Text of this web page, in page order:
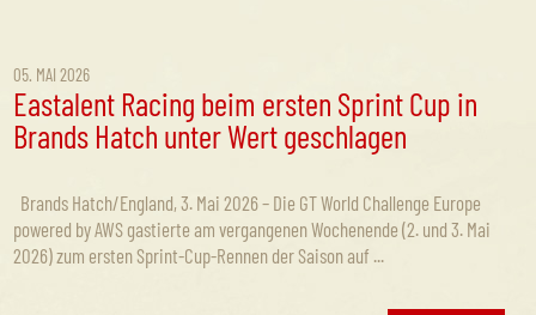
05. MAI 2026
Eastalent Racing beim ersten Sprint Cup in
Brands Hatch unter Wert geschlagen
Brands Hatch/England, 3. Mai 2026 – Die GT World Challenge Europe
powered by AWS gastierte am vergangenen Wochenende (2. und 3. Mai
2026) zum ersten Sprint-Cup-Rennen der Saison auf ...